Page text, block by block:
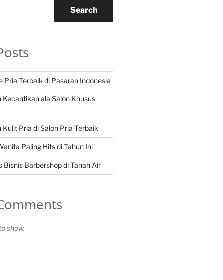
Search
Pria Terbaik di Pasaran Indonesia
Kecantikan ala Salon Khusus
Pria di Salon Pria Terbaik
Paling Hits di Tahun Ini
Bisnis Barbershop di Tanah Air
show.